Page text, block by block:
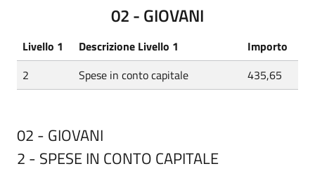
02 - GIOVANI
Livello 1 Descrizione Livello 1
Importo
2
Spese in conto capitale 435,65
02 - GIOVANI
2 - SPESE IN CONTO CAPITALE